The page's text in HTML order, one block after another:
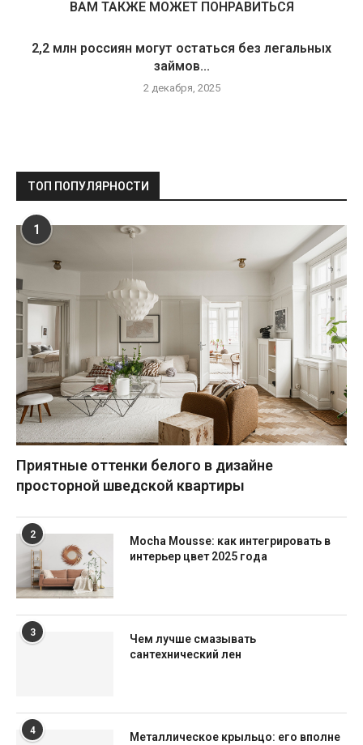
ВАМ ТАКЖЕ МОЖЕТ ПОНРАВИТЬСЯ
2,2 млн россиян могут остаться без легальных
займов...
2 декабря, 2025
ТОП ПОПУЛЯРНОСТИ
1
Приятные оттенки белого в дизайне
просторной шведской квартиры
2
Mocha Mousse: как интегрировать в
интерьер цвет 2025 года
3
Чем лучше смазывать
сантехнический лен
4
Металлическое крыльцо: его вполне